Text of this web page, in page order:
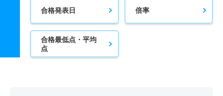
合格発表日 倍率
合格最低点・平均
点